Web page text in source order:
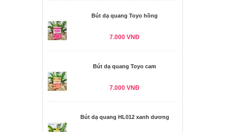
Bút dạ quang Toyo hồng
7.000 VNĐ
Bút dạ quang Toyo cam
7.000 VNĐ
Bút dạ quang HL012 xanh dương